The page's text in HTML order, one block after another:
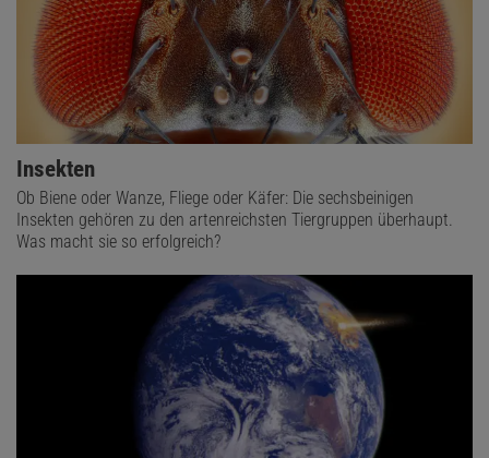
Insekten
Ob Biene oder Wanze, Fliege oder Käfer: Die sechsbeinigen
Insekten gehören zu den artenreichsten Tiergruppen überhaupt.
Was macht sie so erfolgreich?